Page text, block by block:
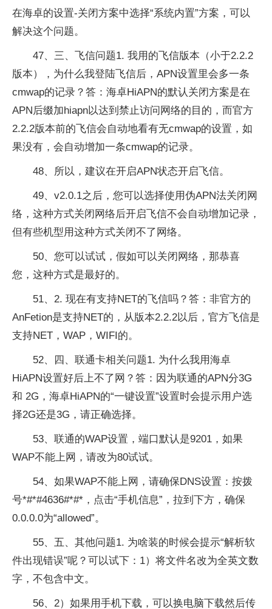
在海卓的设置-关闭方案中选择“系统内置”方案，可以
解决这个问题。
47、三、飞信问题1. 我用的飞信版本（小于2.2.2
版本），为什么我登陆飞信后，APN设置里会多一条
cmwap的记录？答：海卓HiAPN的默认关闭方案是在
APN后缀加hiapn以达到禁止访问网络的目的，而官方
2.2.2版本前的飞信会自动地看有无cmwap的设置，如
果没有，会自动增加一条cmwap的记录。
48、所以，建议在开启APN状态开启飞信。
49、v2.0.1之后，您可以选择使用伪APN法关闭网
络，这种方式关闭网络后开启飞信不会自动增加记录，
但有些机型用这种方式关闭不了网络。
50、您可以试试，假如可以关闭网络，那恭喜
您，这种方式是最好的。
51、2. 现在有支持NET的飞信吗？答：非官方的
AnFetion是支持NET的，从版本2.2.2以后，官方飞信是
支持NET，WAP，WIFI的。
52、四、联通卡相关问题1. 为什么我用海卓
HiAPN设置好后上不了网？答：因为联通的APN分3G
和 2G，海卓HiAPN的“一键设置”设置时会提示用户选
择2G还是3G，请正确选择。
53、联通的WAP设置，端口默认是9201，如果
WAP不能上网，请改为80试试。
54、如果WAP不能上网，请确保DNS设置：按拨
号*#*#4636#*#*，点击“手机信息”，拉到下方，确保
0.0.0.0为“allowed”。
55、五、其他问题1. 为啥装的时候会提示“解析软
件出现错误”呢？可以试下：1）将文件名改为全英文数
字，不包含中文。
56、2）如果用手机下载，可以换电脑下载然后传